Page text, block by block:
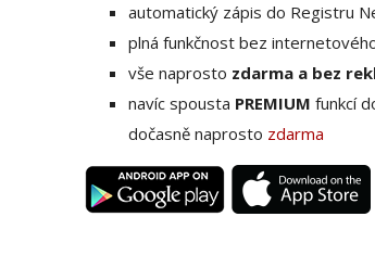
automatický zápis do Registru
plná funkčnost bez
vše naprosto zdarma a bez
navíc spousta PREMIUM funkcí
dočasně naprosto zdarma